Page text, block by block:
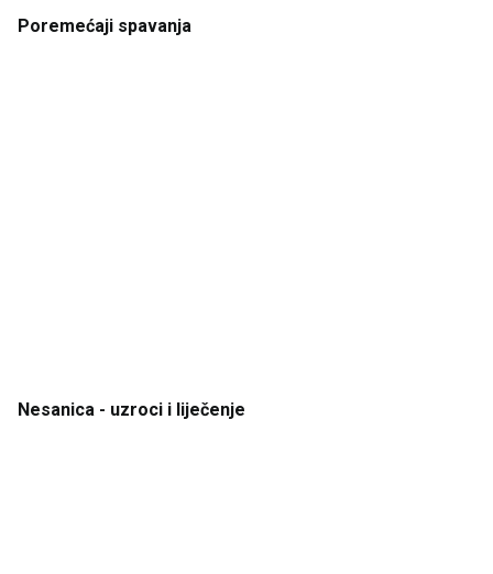
Poremećaji spavanja
Nesanica - uzroci i liječenje